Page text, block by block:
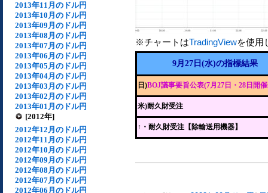
2013年11月のドル円
2013年10月のドル円
2013年09月のドル円
2013年08月のドル円
2013年07月のドル円
2013年06月のドル円
2013年05月のドル円
2013年04月のドル円
2013年03月のドル円
2013年02月のドル円
2013年01月のドル円
[2012年]
2012年12月のドル円
2012年11月のドル円
2012年10月のドル円
2012年09月のドル円
2012年08月のドル円
2012年07月のドル円
2012年06月のドル円
※チャートはTradingViewを使用
9月27日(水)の指標結果
日)BOJ議事要旨公表(7月27日・28日開
米)耐久財受注
↑ ・耐久財受注【除輸送用機器】